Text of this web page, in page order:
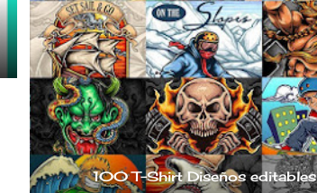
100 T-Shirt Diseños editables